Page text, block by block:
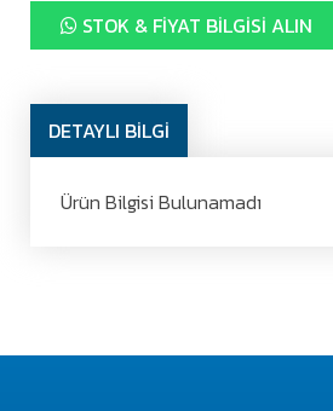
STOK & FIYAT BILGISI ALIN
DETAYLI BİLGİ
Ürün Bilgisi Bulunamadı